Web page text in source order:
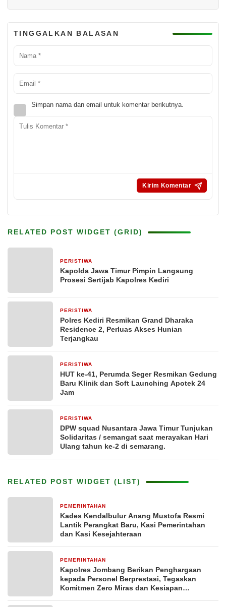
TINGGALKAN BALASAN
Simpan nama dan email untuk komentar berikutnya.
RELATED POST WIDGET (GRID)
PERISTIWA
Kapolda Jawa Timur Pimpin Langsung
Prosesi Sertijab Kapolres Kediri
PERISTIWA
Polres Kediri Resmikan Grand Dharaka
Residence 2, Perluas Akses Hunian
Terjangkau
PERISTIWA
HUT ke-41, Perumda Seger Resmikan Gedung
Baru Klinik dan Soft Launching Apotek 24
Jam
PERISTIWA
DPW squad Nusantara Jawa Timur Tunjukan
Solidaritas / semangat saat merayakan Hari
Ulang tahun ke-2 di semarang.
RELATED POST WIDGET (LIST)
PEMERINTAHAN
Kades Kendalbulur Anang Mustofa Resmi
Lantik Perangkat Baru, Kasi Pemerintahan
dan Kasi Kesejahteraan
PEMERINTAHAN
Kapolres Jombang Berikan Penghargaan
kepada Personel Berprestasi, Tegaskan
Komitmen Zero Miras dan Kesiapan